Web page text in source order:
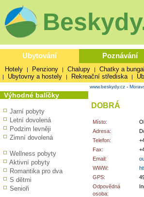
Ubytování Poznávání
Hotely | Penziony | Chalupy | Chatky a
| Ubytovny a hostely | Rekreační střediska |
Výhodné balíčky
Jarní pobyty
Letní dovolená
Podzim levněji
Zimní dovolená
Wellness pobyty
Aktivní pobyty
Romantika pro dva
S dětmi
Senioři
www.beskydy.cz -
DOBRÁ
Místo:
Adresa:
Telefon:
Fax:
Email:
WWW:
GPS:
Odpovědná
osoba: